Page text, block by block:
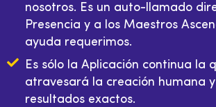
nosotros. Es un auto-llamado
Presencia y a los Maestros
ayuda requerimos.
Es sólo la Aplicación continua la
atravesará la creación humana
resultados exactos.‍